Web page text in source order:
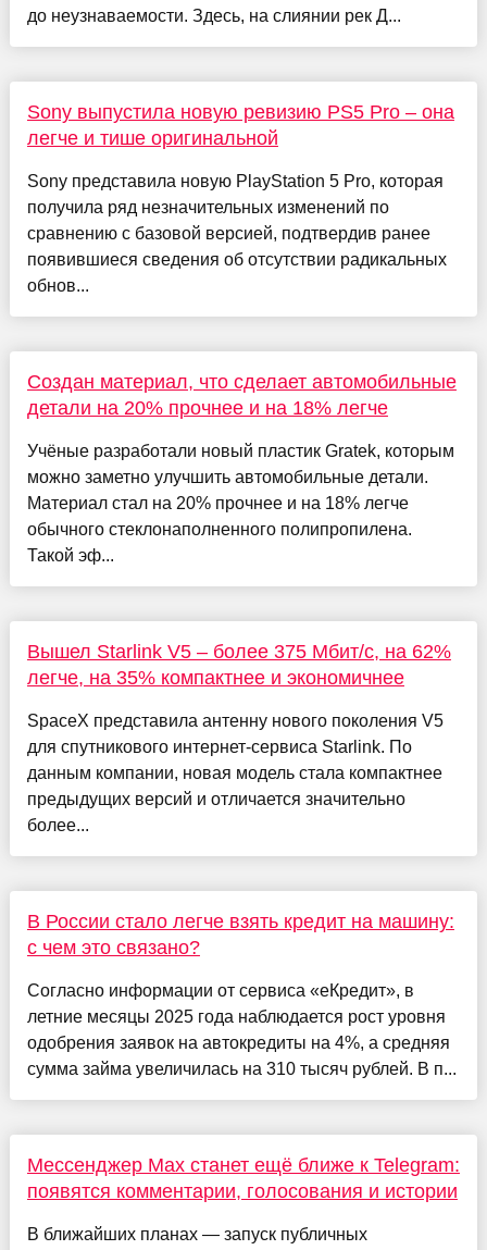
до неузнаваемости. Здесь, на слиянии рек Д...
Sony выпустила новую ревизию PS5 Pro – она
легче и тише оригинальной
Sony представила новую PlayStation 5 Pro, которая
получила ряд незначительных изменений по
сравнению с базовой версией, подтвердив ранее
появившиеся сведения об отсутствии радикальных
обнов...
Создан материал, что сделает автомобильные
детали на 20% прочнее и на 18% легче
Учёные разработали новый пластик Gratek, которым
можно заметно улучшить автомобильные детали.
Материал стал на 20% прочнее и на 18% легче
обычного стеклонаполненного полипропилена.
Такой эф...
Вышел Starlink V5 – более 375 Мбит/с, на 62%
легче, на 35% компактнее и экономичнее
SpaceX представила антенну нового поколения V5
для спутникового интернет-сервиса Starlink. По
данным компании, новая модель стала компактнее
предыдущих версий и отличается значительно
более...
В России стало легче взять кредит на машину:
с чем это связано?
Согласно информации от сервиса «еКредит», в
летние месяцы 2025 года наблюдается рост уровня
одобрения заявок на автокредиты на 4%, а средняя
сумма займа увеличилась на 310 тысяч рублей. В п...
Мессенджер Max станет ещё ближе к Telegram:
появятся комментарии, голосования и истории
В ближайших планах — запуск публичных